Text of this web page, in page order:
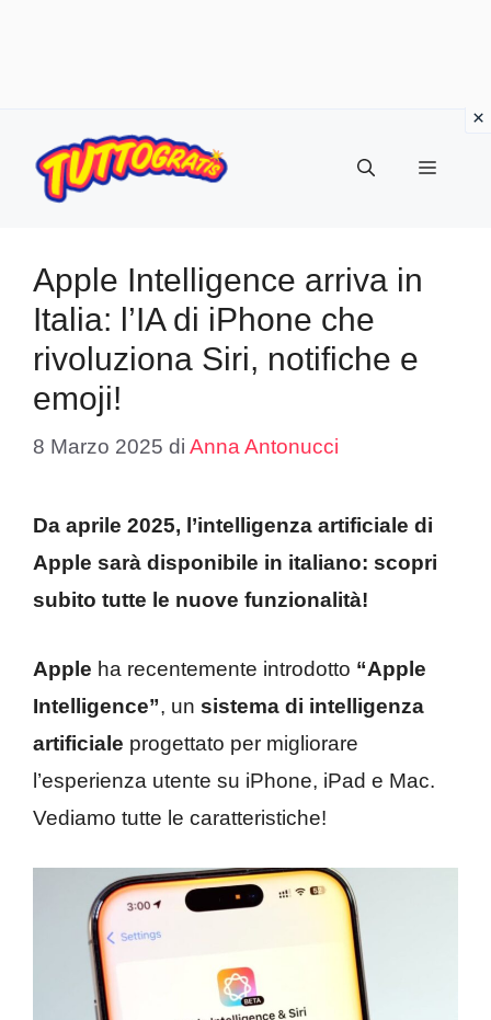
contenuto
Menu
Apple Intelligence arriva in
Italia: l’IA di iPhone che
rivoluziona Siri, notifiche e
emoji!
8 Marzo 2025 di Anna Antonucci
Da aprile 2025, l’intelligenza artificiale di
Apple sarà disponibile in italiano: scopri
subito tutte le nuove funzionalità!
Apple ha recentemente introdotto “Apple
Intelligence”, un sistema di intelligenza
artificiale progettato per migliorare
l’esperienza utente su iPhone, iPad e Mac.
Vediamo tutte le caratteristiche!